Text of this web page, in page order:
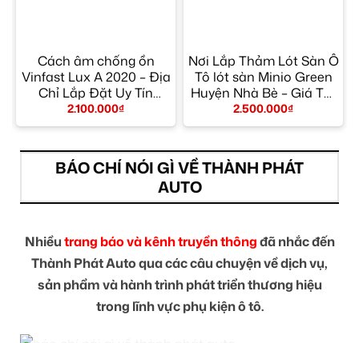
Cách âm chống ồn
Vinfast Lux A 2020 – Địa
Chỉ Lắp Đặt Uy Tín
TPHCM
2.100.000₫
Nơi Lắp Thảm Lót Sàn Ô
Tô lót sàn Minio Green
Huyện Nhà Bè – Giá Tốt
TPHCM
2.500.000₫
BÁO CHÍ NÓI GÌ VỀ THÀNH PHÁT
AUTO
Nhiềutrang báo và kênh truyền thôngđã nhắc đến
Thành Phát Auto qua các câu chuyện về dịch vụ,
sản phẩm và hành trình phát triển thương hiệu
trong lĩnh vực phụ kiện ô tô.